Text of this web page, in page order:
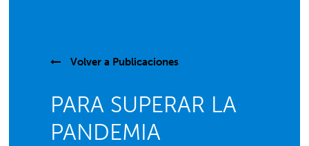
Volver a Publicaciones
PARA SUPERAR LA
PANDEMIA